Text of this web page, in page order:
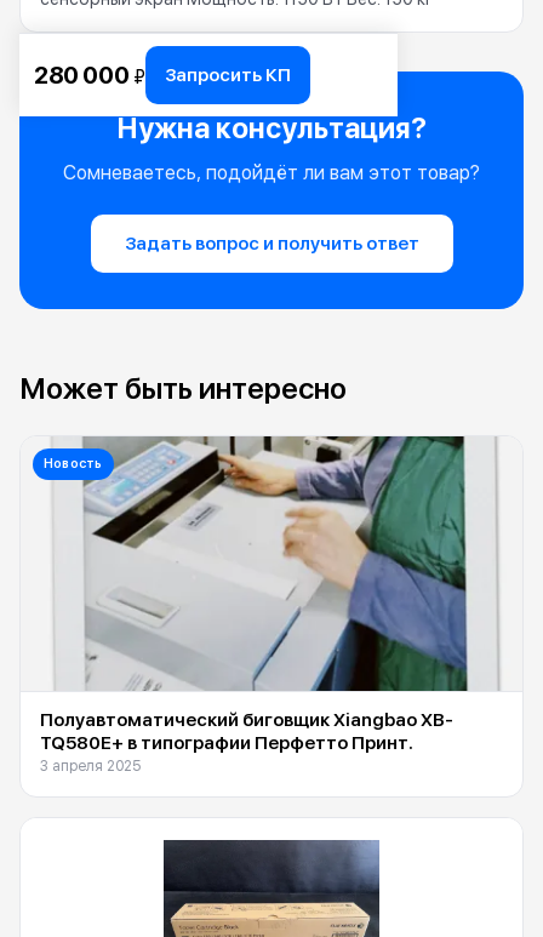
280 000 ₽ Запросить КП
Нужна консультация?
Сомневаетесь, подойдёт ли вам этот товар?
Задать вопрос и получить ответ
Может быть интересно
Новость
Полуавтоматический биговщик Xiangbao XB-
TQ580E+ в типографии Перфетто Принт.
3 апреля 2025